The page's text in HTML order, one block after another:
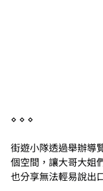
⋄ ⋄ ⋄
街遊小隊透過舉辦導
個空間，讓大哥大姐
也分享無法輕易說出